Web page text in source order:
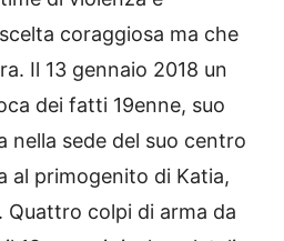
coraggiosa ma che
Il 13 gennaio 2018 un
dei fatti 19enne, suo
nella sede del suo centro
al primogenito di Katia,
. Quattro colpi di arma da